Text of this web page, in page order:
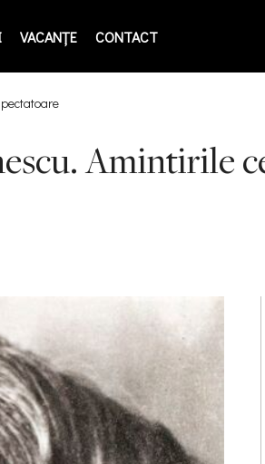
VACANȚE CONTACT
Amintirile